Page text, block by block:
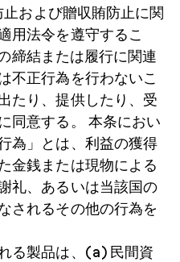
および贈収賄防止に関
用法令を遵守するこ
締結または履行に関連
不正行為を行わないこ
たり、提供したり、受
同意する。 本条におい
為」とは、利益の獲得
金銭または現物による
礼、あるいは当該国の
されるその他の行為を
る製品は、(a) 民間資